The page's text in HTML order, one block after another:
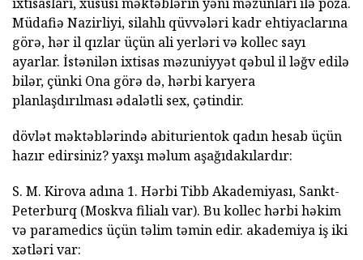
Müdafiə Nazirliyi, silahlı qüvvələri kadr ehtiyaclarına
görə, hər il qızlar üçün ali yerləri və kollec sayı
ayarlar. İstənilən ixtisas məzuniyyət qəbul il ləğv edilə
bilər, çünki Ona görə də, hərbi karyera
planlaşdırılması ədalətli sex, çətindir.
dövlət məktəblərində abiturientok qadın hesab üçün
hazır edirsiniz? yaxşı məlum aşağıdakılardır:
S. M. Kirova adına 1. Hərbi Tibb Akademiyası, Sankt-
Peterburq (Moskva filialı var). Bu kollec hərbi həkim
və paramedics üçün təlim təmin edir. akademiya iş iki
xətləri var: